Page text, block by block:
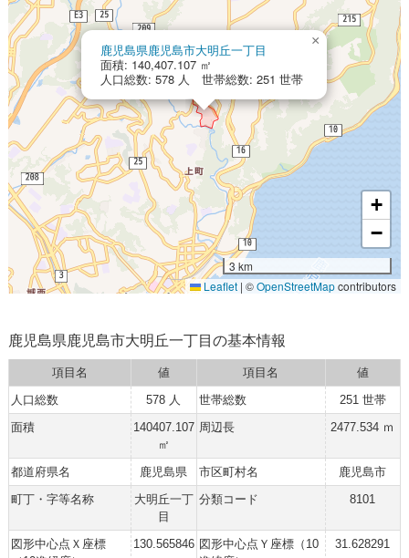
鹿児島県鹿児島市大明丘一丁目
面積: 140,407.107 ㎡
人口総数: 578 人 世帯総数: 251 世帯
×
+
−
3 km
Leaflet | ©OpenStreetMapcontributors
鹿児島県鹿児島市大明丘一丁目の基本情報
項目名 値 項目名
値
人口総数
578 人 世帯総数
251 世帯
面積
140407.107
㎡
周辺長 2477.534 ｍ
都道府県名 鹿児島県 市区町村名
鹿児島市
町丁・字等名称
大明丘一丁
目
分類コード 8101
図形中心点Ｘ座標
130.565846 図形中心点Ｙ座標（10
31.628291